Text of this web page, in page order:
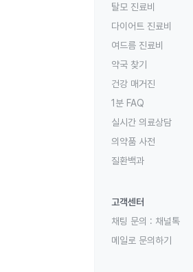
탈모 진료비
다이어트 진료비
여드름 진료비
약국 찾기
건강 매거진
1분 FAQ
실시간 의료상담
의약품 사전
질환백과
고객센터
채팅 문의 : 채널톡
메일로 문의하기